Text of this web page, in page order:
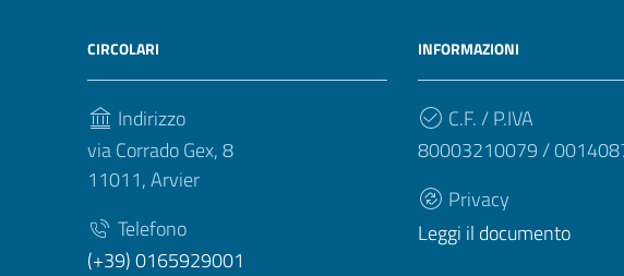
CIRCOLARI
Indirizzo
via Corrado Gex, 8
11011, Arvier
Telefono
(+39) 0165929001
INFORMAZIONI
C.F. / P.IVA
80003210079 /
Privacy
Leggi il documento